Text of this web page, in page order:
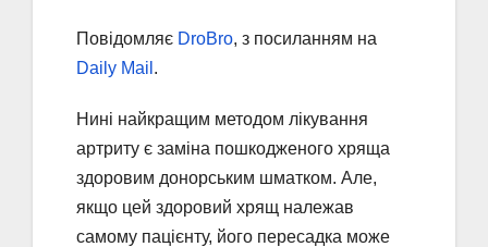
Повідомляє DroBro, з посиланням на
Daily Mail .
Нині найкращим методом лікування
артриту є заміна пошкодженого хряща
здоровим донорським шматком. Але,
якщо цей здоровий хрящ належав
самому пацієнту, його пересадка може